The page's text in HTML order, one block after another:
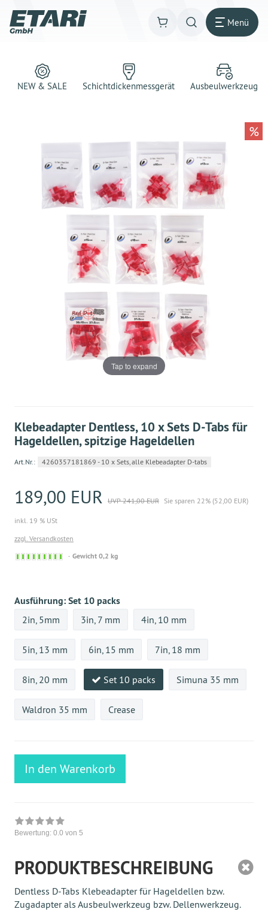
Menü
NEW & SALE Schichtdickenmessgerät Ausbeulwerkzeug
Tap to expand
%
Klebeadapter Dentless, 10 x Sets D-Tabs für
Hageldellen, spitzige Hageldellen
Art.Nr.: 4260357181869 - 10 x Sets, alle Klebeadapter D-tabs
189,00 EUR UVP 241,00 EUR Sie sparen 22% (52,00 EUR)
inkl. 19 % USt
zzgl. Versandkosten
Sofort
Gewicht 0,2 kg
Ausführung:Set 10 packs
2in, 5mm 3in, 7 mm 4in, 10 mm
5in, 13 mm 6in, 15 mm 7in, 18 mm
8in, 20 mm Set 10 packs Simuna 35 mm
Waldron 35 mm Crease
In den Warenkorb
Bewertung: 0.0 von 5
PRODUKTBESCHREIBUNG
Dentless D-Tabs Klebeadapter für Hageldellen bzw.
Zugadapter als Ausbeulwerkzeug bzw. Dellenwerkzeug.